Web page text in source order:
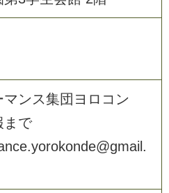
マンス集団ヨロコン
で